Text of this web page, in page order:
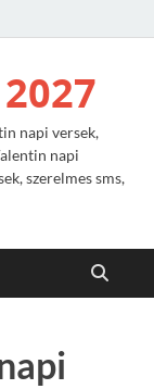
napi versek,
napi
szerelmes sms,